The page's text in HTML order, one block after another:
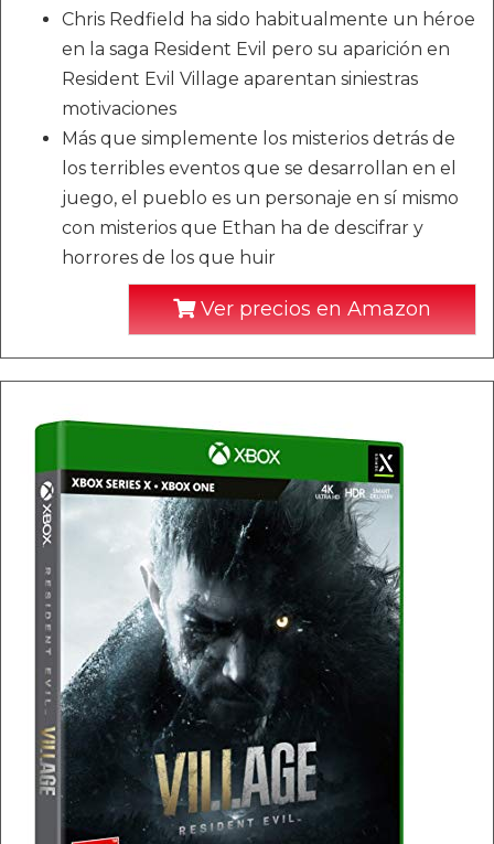
Chris Redfield ha sido habitualmente un héroe
en la saga Resident Evil pero su aparición en
Resident Evil Village aparentan siniestras
motivaciones
Más que simplemente los misterios detrás de
los terribles eventos que se desarrollan en el
juego, el pueblo es un personaje en sí mismo
con misterios que Ethan ha de descifrar y
horrores de los que huir
Ver precios en Amazon